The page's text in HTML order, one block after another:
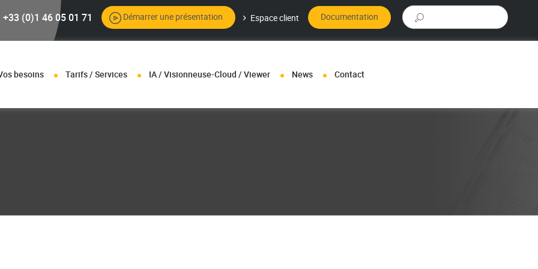
+33 (0)1 46 05 01 71
Démarrer une présentation Espace client Documentation
Rechercher :
besoins Tarifs / Services IA / Visionneuse-Cloud / Viewer News Contact